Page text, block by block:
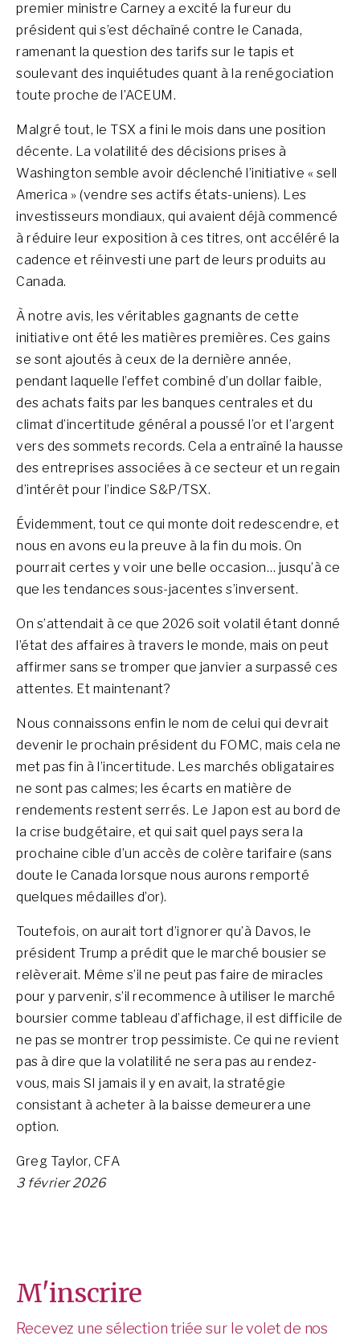
premier ministre Carney a excité la fureur du
président qui s’est déchaîné contre le Canada,
ramenant la question des tarifs sur le tapis et
soulevant des inquiétudes quant à la renégociation
toute proche de l’ACEUM.
Malgré tout, le TSX a fini le mois dans une position
décente. La volatilité des décisions prises à
Washington semble avoir déclenché l’initiative « sell
America » (vendre ses actifs états-uniens). Les
investisseurs mondiaux, qui avaient déjà commencé
à réduire leur exposition à ces titres, ont accéléré la
cadence et réinvesti une part de leurs produits au
Canada.
À notre avis, les véritables gagnants de cette
initiative ont été les matières premières. Ces gains
se sont ajoutés à ceux de la dernière année,
pendant laquelle l’effet combiné d’un dollar faible,
des achats faits par les banques centrales et du
climat d’incertitude général a poussé l’or et l’argent
vers des sommets records. Cela a entraîné la hausse
des entreprises associées à ce secteur et un regain
d’intérêt pour l’indice S&P/TSX.
Évidemment, tout ce qui monte doit redescendre, et
nous en avons eu la preuve à la fin du mois. On
pourrait certes y voir une belle occasion… jusqu’à ce
que les tendances sous-jacentes s’inversent.
On s’attendait à ce que 2026 soit volatil étant donné
l’état des affaires à travers le monde, mais on peut
affirmer sans se tromper que janvier a surpassé ces
attentes. Et maintenant?
Nous connaissons enfin le nom de celui qui devrait
devenir le prochain président du FOMC, mais cela ne
met pas fin à l’incertitude. Les marchés obligataires
ne sont pas calmes; les écarts en matière de
rendements restent serrés. Le Japon est au bord de
la crise budgétaire, et qui sait quel pays sera la
prochaine cible d’un accès de colère tarifaire (sans
doute le Canada lorsque nous aurons remporté
quelques médailles d’or).
Toutefois, on aurait tort d’ignorer qu’à Davos, le
président Trump a prédit que le marché bousier se
relèverait. Même s’il ne peut pas faire de miracles
pour y parvenir, s’il recommence à utiliser le marché
boursier comme tableau d’affichage, il est difficile de
ne pas se montrer trop pessimiste. Ce qui ne revient
pas à dire que la volatilité ne sera pas au rendez-
vous, mais SI jamais il y en avait, la stratégie
consistant à acheter à la baisse demeurera une
option.
Greg Taylor, CFA
3 février 2026
M'inscrire
Recevez une sélection triée sur le volet de nos